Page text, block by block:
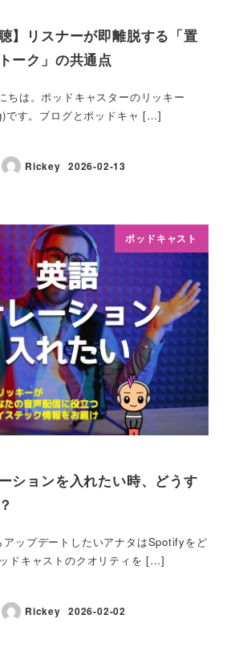
】リスナーが即離脱する「置
ーク」の共通点
ちは。ポッドキャスターのリッキー
です。ブログとポッドキャ […]
Rickey 2026-02-13
ポッドキャスト
ションを入れたい時、どうす
アップデートしたいアナタはSpotifyをど
ドキャストのクオリティを […]
Rickey 2026-02-02